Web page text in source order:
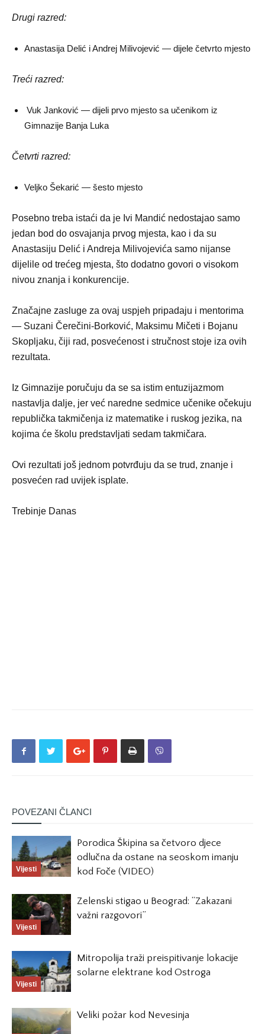
Drugi razred:
Anastasija Delić i Andrej Milivojević — dijele četvrto mjesto
Treći razred:
Vuk Janković — dijeli prvo mjesto sa učenikom iz
Gimnazije Banja Luka
Četvrti razred:
Veljko Šekarić — šesto mjesto
Posebno treba istaći da je Ivi Mandić nedostajao samo
jedan bod do osvajanja prvog mjesta, kao i da su
Anastasiju Delić i Andreja Milivojevića samo nijanse
dijelile od trećeg mjesta, što dodatno govori o visokom
nivou znanja i konkurencije.
Značajne zasluge za ovaj uspjeh pripadaju i mentorima
— Suzani Čerečini-Borković, Maksimu Mičeti i Bojanu
Skopljaku, čiji rad, posvećenost i stručnost stoje iza ovih
rezultata.
Iz Gimnazije poručuju da se sa istim entuzijazmom
nastavlja dalje, jer već naredne sedmice učenike očekuju
republička takmičenja iz matematike i ruskog jezika, na
kojima će školu predstavljati sedam takmičara.
Ovi rezultati još jednom potvrđuju da se trud, znanje i
posvećen rad uvijek isplate.
Trebinje Danas
POVEZANI ČLANCI
Vijesti
Porodica Škipina sa četvoro djece
odlučna da ostane na seoskom imanju
kod Foče (VIDEO)
Vijesti
Zelenski stigao u Beograd: “Zakazani
važni razgovori”
Vijesti
Mitropolija traži preispitivanje lokacije
solarne elektrane kod Ostroga
Veliki požar kod Nevesinja